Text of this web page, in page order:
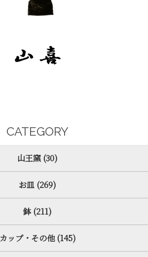
CATEGORY
山王窯 (30)
お皿 (269)
鉢 (211)
カップ・その他 (145)